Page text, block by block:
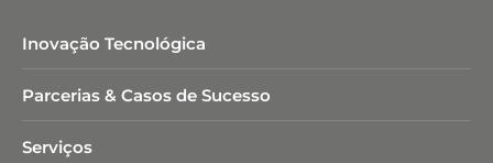
Inovação Tecnológica
Parcerias & Casos de Sucesso
Serviços